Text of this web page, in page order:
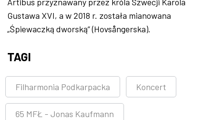
Gustawa XVI, a w 2018 r. została mianowana
„Śpiewaczką dworską” (Hovsångerska).
TAGI
Filharmonia Podkarpacka Koncert
65 MFŁ - Jonas Kaufmann